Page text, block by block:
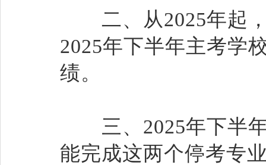
二、从2025年起，
2025年下半年主考学
绩。
三、2025年下半年
能完成这两个停考专